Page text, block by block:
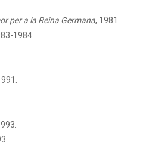
per a la Reina Germana, 1981.
1984.